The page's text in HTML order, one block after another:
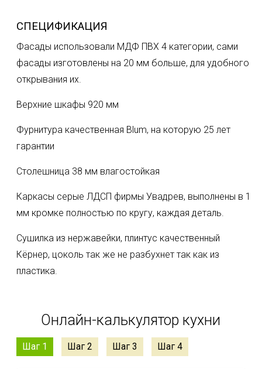
СПЕЦИФИКАЦИЯ
Фасады использовали МДФ ПВХ 4 категории, сами
фасады изготовлены на 20 мм больше, для удобного
открывания их.
Верхние шкафы 920 мм
Фурнитура качественная Blum, на которую 25 лет
гарантии
Столешница 38 мм влагостойкая
Каркасы серые ЛДСП фирмы Увадрев, выполнены в 1
мм кромке полностью по кругу, каждая деталь.
Сушилка из нержавейки, плинтус качественный
Кëрнер, цоколь так же не разбухнет так как из
пластика.
Онлайн-калькулятор кухни
Шаг 1 Шаг 2 Шаг 3 Шаг 4